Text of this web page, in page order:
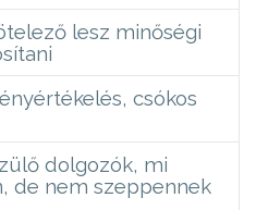
lesz minőségi
csókos
dolgozók, mi
de nem szeppennek